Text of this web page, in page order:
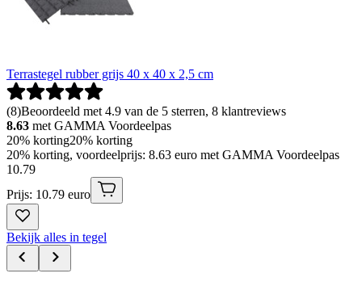
Terrastegel rubber grijs 40 x 40 x 2,5 cm
(8)Beoordeeld met 4.9 van de 5 sterren, 8 klantreviews
8.63 met GAMMA Voordeelpas
20% korting20% korting
20% korting, voordeelprijs: 8.63 euro met GAMMA Voordeelpas
10.79
Prijs: 10.79 euro
Bekijk alles in tegel